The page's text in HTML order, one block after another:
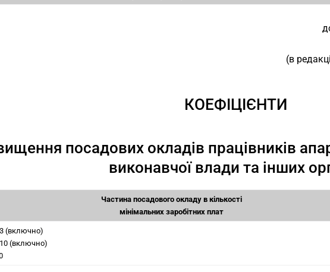
(в
КОЕФІЦІЄНТИ
посадових окладів працівників
виконавчої влади та інших
Частина посадового окладу в кількості
мінімальних заробітних плат
(включно)
(включно)